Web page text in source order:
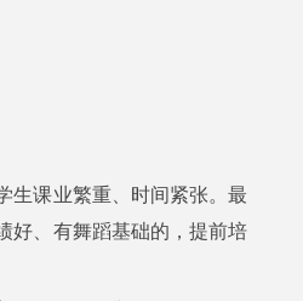
生课业繁重、时间紧张。最
好、有舞蹈基础的，提前培